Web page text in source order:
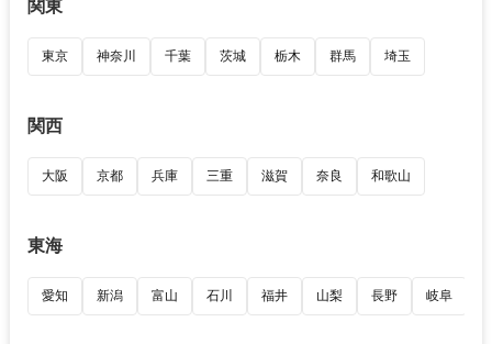
関東
東京 神奈川 千葉 茨城 栃木 群馬 埼玉
関西
大阪 京都 兵庫 三重 滋賀 奈良 和歌山
東海
愛知 新潟 富山 石川 福井 山梨 長野 岐阜